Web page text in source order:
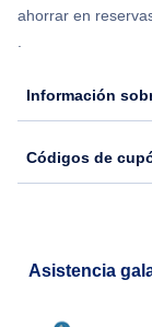
ahorrar en
.
Información
Códigos de
Asistencia